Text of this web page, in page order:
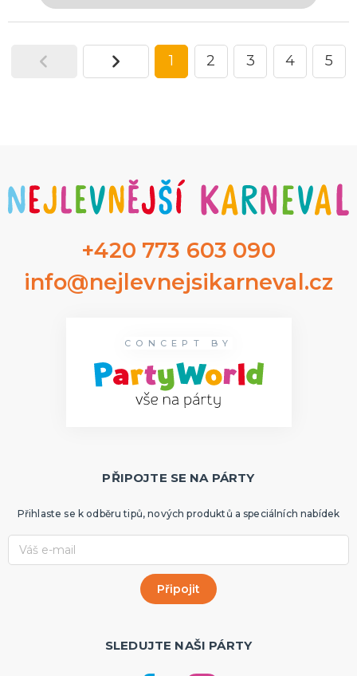
1 2 3 4 5
+420 773 603 090
info@nejlevnejsikarneval.cz
CONCEPT BY
PŘIPOJTE SE NA PÁRTY
Přihlaste se k odběru tipů, nových produktů a speciálních nabídek
SLEDUJTE NAŠI PÁRTY